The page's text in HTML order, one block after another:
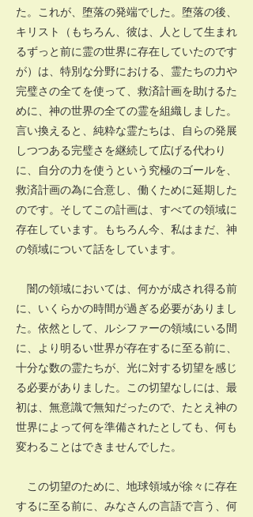
た。これが、堕落の発端でした。堕落の後、
キリスト（もちろん、彼は、人として生まれ
るずっと前に霊の世界に存在していたのです
が）は、特別な分野における、霊たちの力や
完璧さの全てを使って、救済計画を助けるた
めに、神の世界の全ての霊を組織しました。
言い換えると、純粋な霊たちは、自らの発展
しつつある完璧さを継続して広げる代わり
に、自分の力を使うという究極のゴールを、
救済計画の為に合意し、働くために延期した
のです。そしてこの計画は、すべての領域に
存在しています。もちろん今、私はまだ、神
の領域について話をしています。
闇の領域においては、何かが成され得る前
に、いくらかの時間が過ぎる必要がありまし
た。依然として、ルシファーの領域にいる間
に、より明るい世界が存在するに至る前に、
十分な数の霊たちが、光に対する切望を感じ
る必要がありました。この切望なしには、最
初は、無意識で無知だったので、たとえ神の
世界によって何を準備されたとしても、何も
変わることはできませんでした。
この切望のために、地球領域が徐々に存在
するに至る前に、みなさんの言語で言う、何